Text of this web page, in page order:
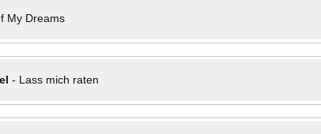
My Dreams
- Lass mich raten